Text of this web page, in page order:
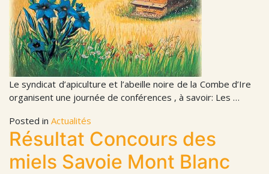
Le syndicat d’apiculture et l’abeille noire de la Combe d’Ire
organisent une journée de conférences , à savoir: Les …
Posted in Actualités
Résultat Concours des
miels Savoie Mont Blanc